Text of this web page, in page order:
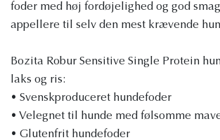
foder med høj fordøjelighed og god
appellere til selv den mest krævende
Bozita Robur Sensitive Single Protein
laks og ris:
• Svenskproduceret hundefoder
• Velegnet til hunde med følsomme
• Glutenfrit hundefoder